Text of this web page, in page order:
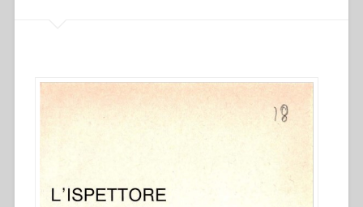
popolo
cambiamenti